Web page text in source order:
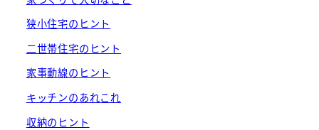
狭小住宅のヒント
二世帯住宅のヒント
家事動線のヒント
キッチンのあれこれ
収納のヒント